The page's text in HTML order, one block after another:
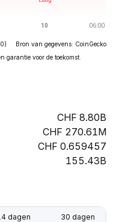
Bron van gegevens: CoinGecko
garantie voor de toekomst.
8.80B
270.61M
0.659457
155.43B
dagen 30 dagen